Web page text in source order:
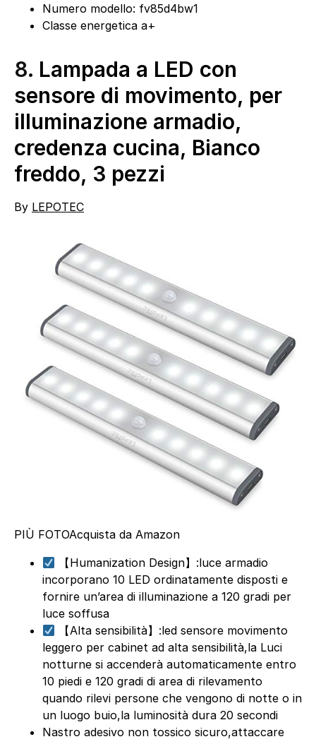
Numero modello: fv85d4bw1
Classe energetica a+
8. Lampada a LED con
sensore di movimento, per
illuminazione armadio,
credenza cucina, Bianco
freddo, 3 pezzi
By LEPOTEC
PIÙ FOTOAcquista da Amazon
【Humanization Design】:luce armadio
incorporano 10 LED ordinatamente disposti e
fornire un’area di illuminazione a 120 gradi per
luce soffusa
【Alta sensibilità】:led sensore movimento
leggero per cabinet ad alta sensibilità,la Luci
notturne si accenderà automaticamente entro
10 piedi e 120 gradi di area di rilevamento
quando rilevi persone che vengono di notte o in
un luogo buio,la luminosità dura 20 secondi
Nastro adesivo non tossico sicuro,attaccare